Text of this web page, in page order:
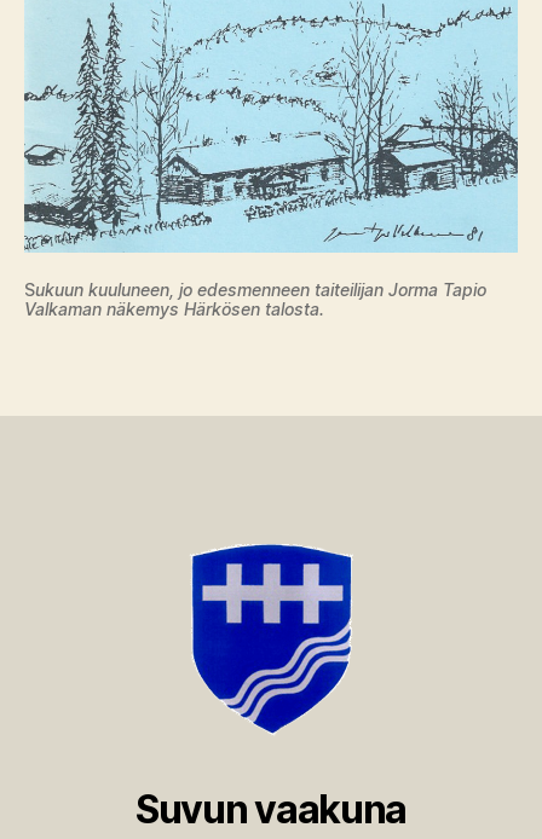
Sukuun kuuluneen, jo edesmenneen taiteilijan Jorma Tapio
Valkaman näkemys Härkösen talosta.
Suvun vaakuna